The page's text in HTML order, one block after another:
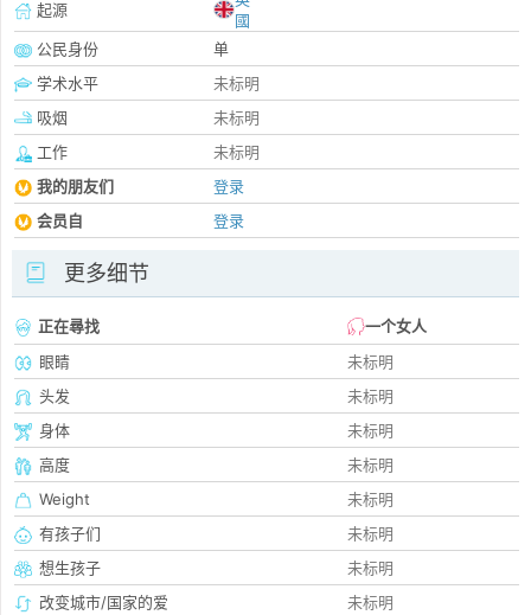
起源
國
公民身份
单
学术水平
未标明
吸烟
未标明
工作
未标明
我的朋友们
登录
会员自
登录
更多细节
正在尋找
一个女人
眼睛
未标明
头发
未标明
身体
未标明
高度
未标明
Weight
未标明
有孩子们
未标明
想生孩子
未标明
改变城市/国家的爱
未标明